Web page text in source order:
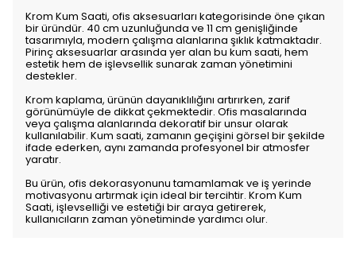
Krom Kum Saati, ofis aksesuarları kategorisinde öne çıkan
bir üründür. 40 cm uzunluğunda ve 11 cm genişliğinde
tasarımıyla, modern çalışma alanlarına şıklık katmaktadır.
Pirinç aksesuarlar arasında yer alan bu kum saati, hem
estetik hem de işlevsellik sunarak zaman yönetimini
destekler.
Krom kaplama, ürünün dayanıklılığını artırırken, zarif
görünümüyle de dikkat çekmektedir. Ofis masalarında
veya çalışma alanlarında dekoratif bir unsur olarak
kullanılabilir. Kum saati, zamanın geçişini görsel bir şekilde
ifade ederken, aynı zamanda profesyonel bir atmosfer
yaratır.
Bu ürün, ofis dekorasyonunu tamamlamak ve iş yerinde
motivasyonu artırmak için ideal bir tercihtir. Krom Kum
Saati, işlevselliği ve estetiği bir araya getirerek,
kullanıcıların zaman yönetiminde yardımcı olur.